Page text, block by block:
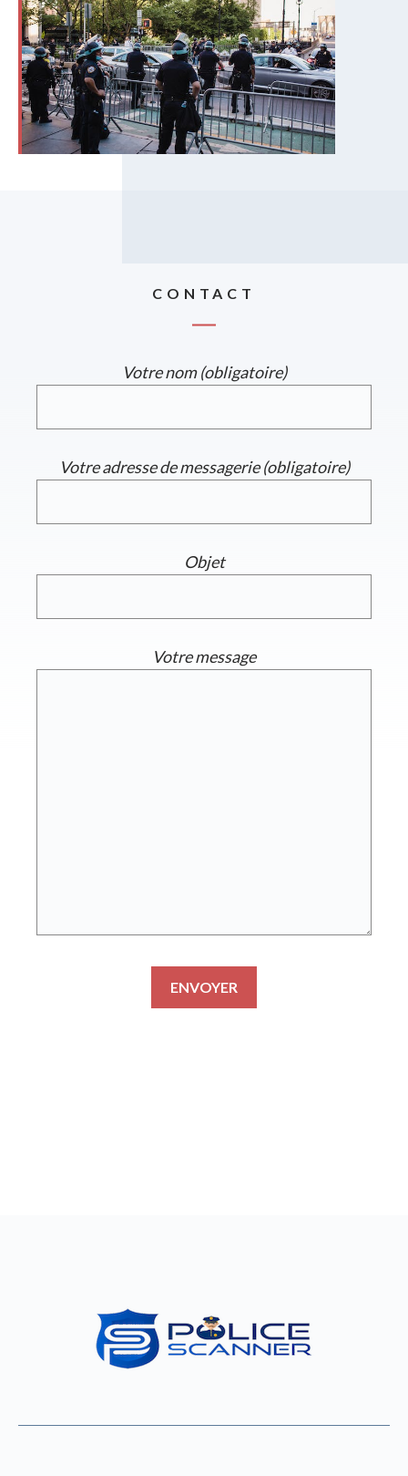
CONTACT
Votre nom (obligatoire)
Votre adresse de messagerie (obligatoire)
Objet
Votre message